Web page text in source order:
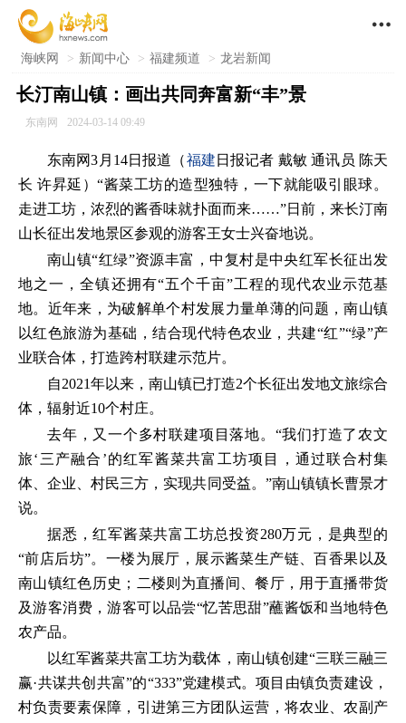

海峡网 > 新闻中心 > 福建频道 > 龙岩新闻
长汀南山镇：画出共同奔富新“丰”景
东南网 2024-03-14 09:49
东南网3月14日报道（福建 日报记者 戴敏 通讯员 陈天
长 许昇延）“酱菜工坊的造型独特，一下就能吸引眼球。
走进工坊，浓烈的酱香味就扑面而来……”日前，来长汀南
山长征出发地景区参观的游客王女士兴奋地说。
南山镇“红绿”资源丰富，中复村是中央红军长征出发
地之一，全镇还拥有“五个千亩”工程的现代农业示范基
地。近年来，为破解单个村发展力量单薄的问题，南山镇
以红色旅游为基础，结合现代特色农业，共建“红”“绿”产
业联合体，打造跨村联建示范片。
自2021年以来，南山镇已打造2个长征出发地文旅综合
体，辐射近10个村庄。
去年，又一个多村联建项目落地。“我们打造了农文
旅‘三产融合’的红军酱菜共富工坊项目，通过联合村集
体、企业、村民三方，实现共同受益。”南山镇镇长曹景才
说。
据悉，红军酱菜共富工坊总投资280万元，是典型的
“前店后坊”。一楼为展厅，展示酱菜生产链、百香果以及
南山镇红色历史；二楼则为直播间、餐厅，用于直播带货
及游客消费，游客可以品尝“忆苦思甜”蘸酱饭和当地特色
农产品。
以红军酱菜共富工坊为载体，南山镇创建“三联三融三
赢·共谋共创共富”的“333”党建模式。项目由镇负责建设，
村负责要素保障，引进第三方团队运营，将农业、农副产